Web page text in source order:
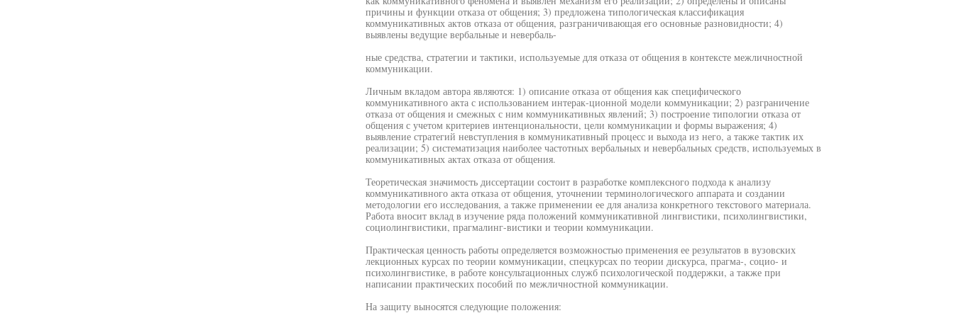
причины и функции отказа от общения; 3) предложена типологическая классификация
коммуникативных актов отказа от общения, разграничивающая его основные разновидности; 4)
выявлены ведущие вербальные и невербаль-
ные средства, стратегии и тактики, используемые для отказа от общения в контексте межличностной
коммуникации.
Личным вкладом автора являются: 1) описание отказа от общения как специфического
коммуникативного акта с использованием интерак-ционной модели коммуникации; 2) разграничение
отказа от общения и смежных с ним коммуникативных явлений; 3) построение типологии отказа от
общения с учетом критериев интенциональности, цели коммуникации и формы выражения; 4)
выявление стратегий невступления в коммуникативный процесс и выхода из него, а также тактик их
реализации; 5) систематизация наиболее частотных вербальных и невербальных средств, используемых в
коммуникативных актах отказа от общения.
Теоретическая значимость диссертации состоит в разработке комплексного подхода к анализу
коммуникативного акта отказа от общения, уточнении терминологического аппарата и создании
методологии его исследования, а также применении ее для анализа конкретного текстового материала.
Работа вносит вклад в изучение ряда положений коммуникативной лингвистики, психолингвистики,
социолингвистики, прагмалинг-вистики и теории коммуникации.
Практическая ценность работы определяется возможностью применения ее результатов в вузовских
лекционных курсах по теории коммуникации, спецкурсах по теории дискурса, прагма-, социо- и
психолингвистике, в работе консультационных служб психологической поддержки, а также при
написании практических пособий по межличностной коммуникации.
На защиту выносятся следующие положения: